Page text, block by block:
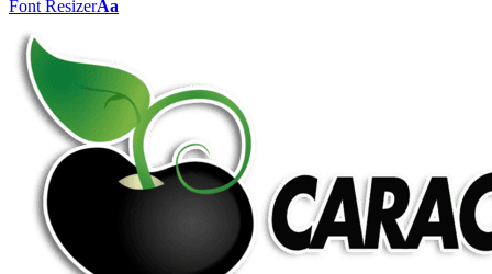
Font ResizerAa